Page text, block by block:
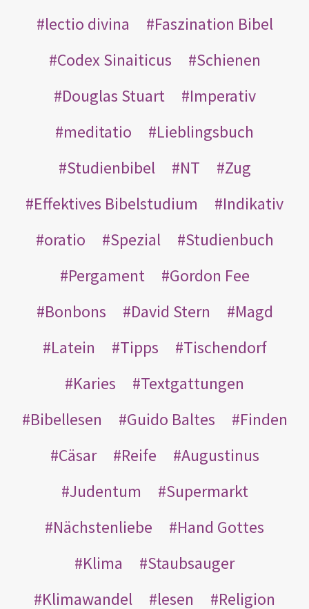
lectio divina
Faszination Bibel
Codex Sinaiticus
Schienen
Douglas Stuart
Imperativ
meditatio
Lieblingsbuch
Studienbibel
NT
Zug
Effektives Bibelstudium
Indikativ
oratio
Spezial
Studienbuch
Pergament
Gordon Fee
Bonbons
David Stern
Magd
Latein
Tipps
Tischendorf
Karies
Textgattungen
Bibellesen
Guido Baltes
Finden
Cäsar
Reife
Augustinus
Judentum
Supermarkt
Nächstenliebe
Hand Gottes
Klima
Staubsauger
Klimawandel
lesen
Religion